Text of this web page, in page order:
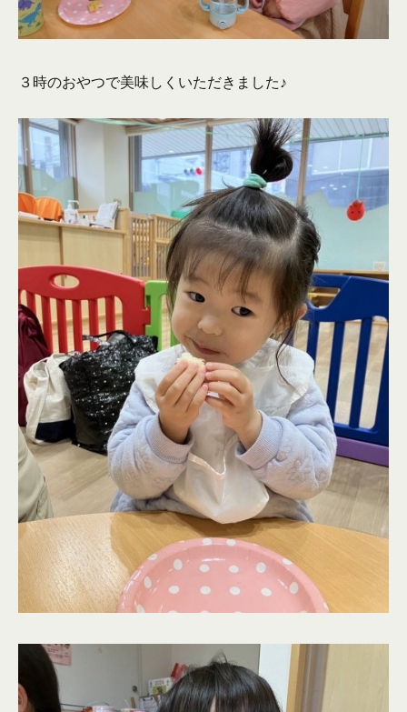
３時のおやつで美味しくいただきました♪